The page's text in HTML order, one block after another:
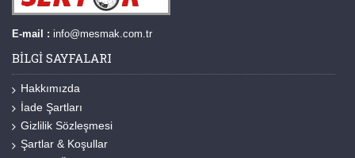
E-mail : info@mesmak.com.tr
BILGI SAYFALARI
Hakkımızda
İade Şartları
Gizlilik Sözleşmesi
Şartlar & Koşullar